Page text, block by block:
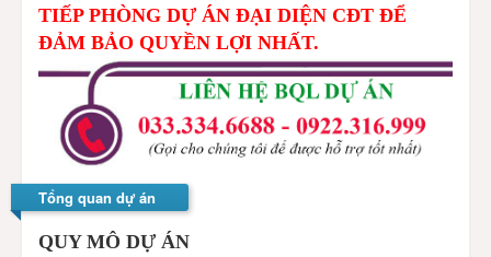
TIẾP PHÒNG DỰ ÁN ĐẠI DIỆN CĐT ĐỂ
ĐẢM BẢO QUYỀN LỢI NHẤT.
Tổng quan dự án
QUY MÔ DỰ ÁN